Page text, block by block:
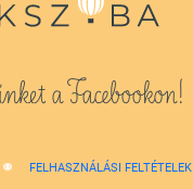
a Facebookon!
FELHASZNÁLÁSI FELTÉTELEK